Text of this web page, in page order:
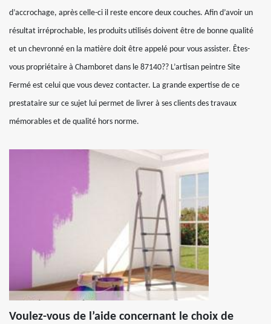
d’accrochage, après celle-ci il reste encore deux couches. Afin d’avoir un
résultat irréprochable, les produits utilisés doivent être de bonne qualité
et un chevronné en la matière doit être appelé pour vous assister. Êtes-
vous propriétaire à Chamboret dans le 87140?? L’artisan peintre Site
Fermé est celui que vous devez contacter. La grande expertise de ce
prestataire sur ce sujet lui permet de livrer à ses clients des travaux
mémorables et de qualité hors norme.
Voulez-vous de l’aide concernant le choix de